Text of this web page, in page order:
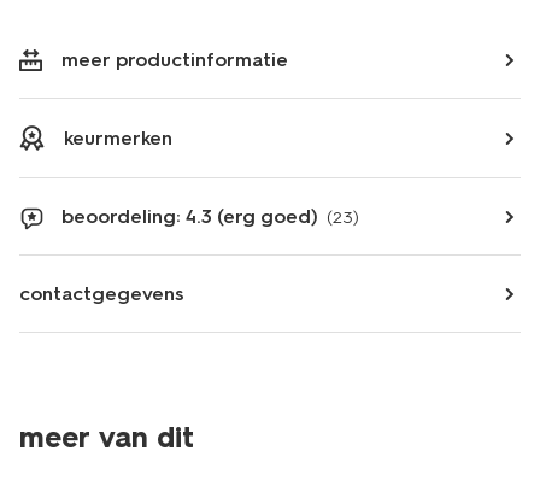
meer productinformatie
keurmerken
beoordeling: 4.3 (erg goed) (23)
contactgegevens
meer van dit
vegan